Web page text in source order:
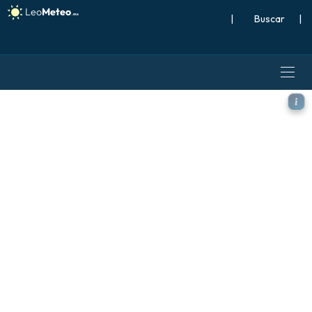
| |
ECMWF AIFS 0.25° [IA]